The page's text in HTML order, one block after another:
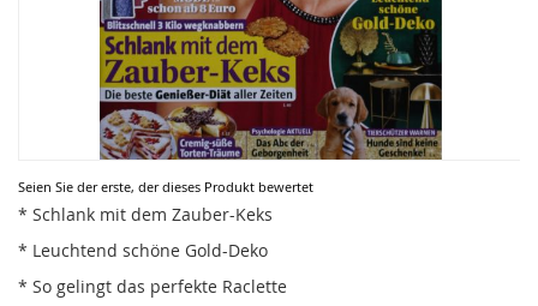
Seien Sie der erste, der dieses Produkt bewertet
* Schlank mit dem Zauber-Keks
* Leuchtend schöne Gold-Deko
* So gelingt das perfekte Raclette
Zum
Anfang
Bildergalerie
springen